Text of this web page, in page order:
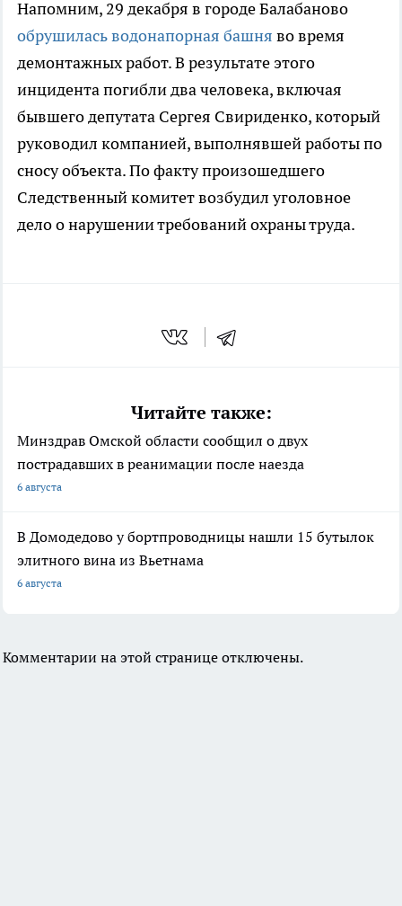
Напомним, 29 декабря в городе Балабаново
обрушилась водонапорная башня во время
демонтажных работ. В результате этого
инцидента погибли два человека, включая
бывшего депутата Сергея Свириденко, который
руководил компанией, выполнявшей работы по
сносу объекта. По факту произошедшего
Следственный комитет возбудил уголовное
дело о нарушении требований охраны труда.
Читайте также:
Минздрав Омской области сообщил о двух
пострадавших в реанимации после наезда
6 августа
В Домодедово у бортпроводницы нашли 15 бутылок
элитного вина из Вьетнама
6 августа
Комментарии на этой странице отключены.